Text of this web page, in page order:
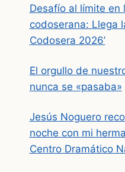
Desafío al límite en
codoserana: Llega
Codosera 2026’
El orgullo de
nunca se «pasaba»
Jesús Noguero
noche con mi
Centro Dramático